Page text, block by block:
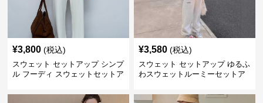
¥3,800 (税込)
スウェット セットアップ シンプ
ル フーディ スウェットセットア
¥3,580 (税込)
スウェット セットアップ ゆるふ
わスウェットルーミーセットア